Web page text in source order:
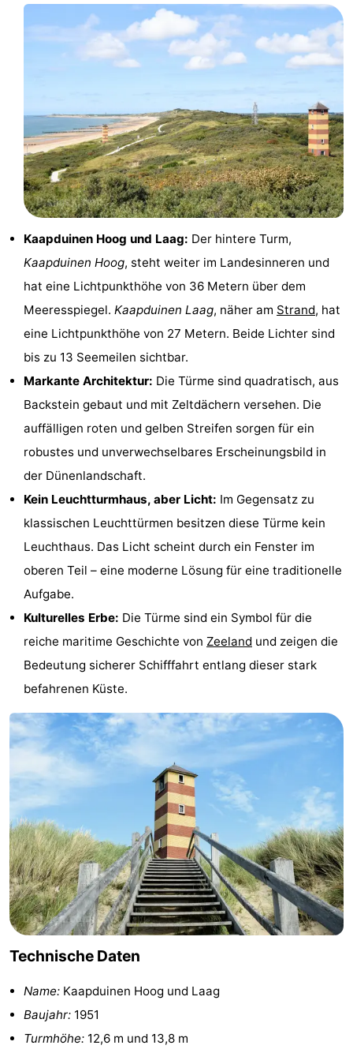
Joossesweg
Kustlicht
Strandcamping
Valkenisse
Zee,
Bos
Duin
Hotels
Zimmer
Frühstück)
Lastminutes
Strand
Sehen
tun
Museen
Galerien
Denkmäler
Kirchen
Leuchtturme
-
Aussichtspunkte
Attraktionen
Spielplätze
-
Indoor-
Spielplätze
Bowling
Wellness-
Zentren
Dörfer
Natur
Sport
-
Schwimmbader
-
Radfahren
-
Golfplatze
-
Kaapduinen Hoog und Laag: Der hintere Turm,
Kaapduinen Hoog, steht weiter im Landesinneren und
hat eine Lichtpunkthöhe von 36 Metern über dem
Meeresspiegel. Kaapduinen Laag, näher am Strand, hat
eine Lichtpunkthöhe von 27 Metern. Beide Lichter sind
bis zu 13 Seemeilen sichtbar.
Markante Architektur: Die Türme sind quadratisch, aus
Backstein gebaut und mit Zeltdächern versehen. Die
auffälligen roten und gelben Streifen sorgen für ein
robustes und unverwechselbares Erscheinungsbild in
der Dünenlandschaft.
Kein Leuchtturmhaus, aber Licht: Im Gegensatz zu
klassischen Leuchttürmen besitzen diese Türme kein
Leuchthaus. Das Licht scheint durch ein Fenster im
oberen Teil – eine moderne Lösung für eine traditionelle
Aufgabe.
Kulturelles Erbe: Die Türme sind ein Symbol für die
reiche maritime Geschichte von Zeeland und zeigen die
Bedeutung sicherer Schifffahrt entlang dieser stark
befahrenen Küste.
Technische Daten
Name: Kaapduinen Hoog und Laag
Baujahr: 1951
Turmhöhe: 12,6 m und 13,8 m